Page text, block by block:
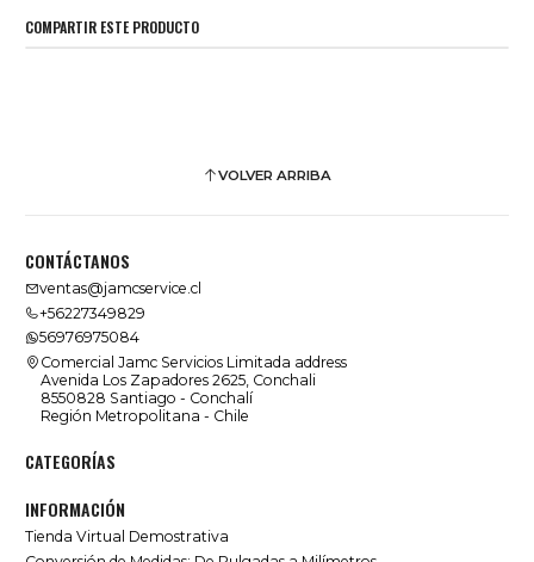
COMPARTIR ESTE PRODUCTO
VOLVER ARRIBA
CONTÁCTANOS
ventas@jamcservice.cl
+56227349829
56976975084
Comercial Jamc Servicios Limitada address
Avenida Los Zapadores 2625, Conchali
8550828 Santiago - Conchalí
Región Metropolitana - Chile
CATEGORÍAS
INFORMACIÓN
Tienda Virtual Demostrativa